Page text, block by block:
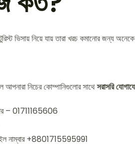
ভিসায় নিয়ে যায় তারা খরচ কমানোর জন্য
আপনারা নিচের কোম্পানিগুলোর সাথেসরাসরি
– 01711165606
নাম্বার +8801715595991